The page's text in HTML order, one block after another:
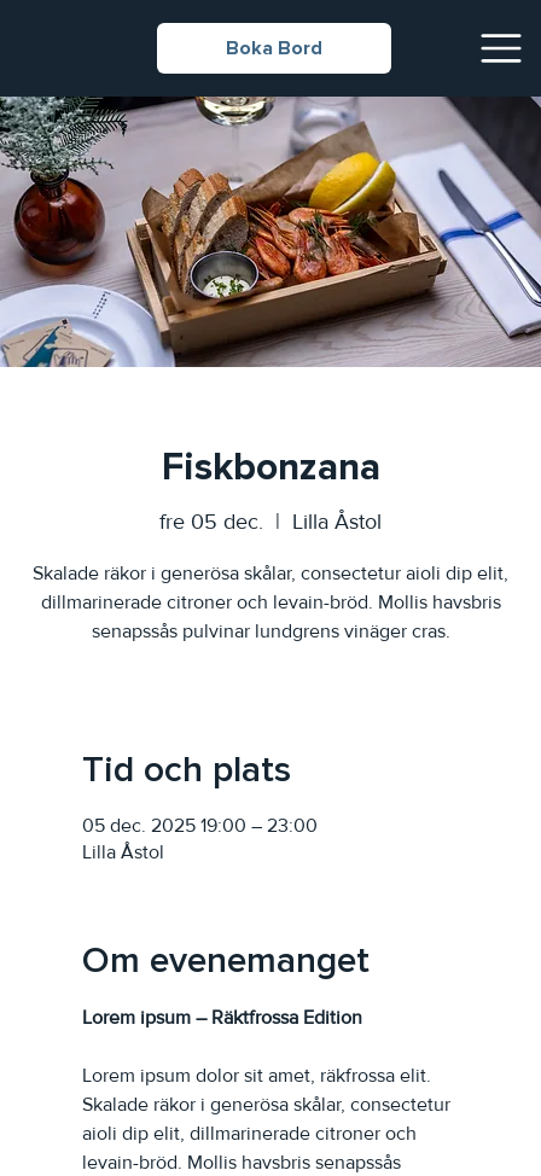
Boka Bord
Fiskbonzana
fre 05 dec.
  |
Lilla Åstol
Skalade räkor i generösa skålar, consectetur aioli dip elit,
dillmarinerade citroner och levain-bröd. Mollis havsbris
senapssås pulvinar lundgrens vinäger cras.
Tid och plats
05 dec. 2025 19:00 – 23:00
Lilla Åstol
Om evenemanget
Lorem ipsum – Räktfrossa Edition
Lorem ipsum dolor sit amet, räkfrossa elit.
Skalade räkor i generösa skålar, consectetur
aioli dip elit, dillmarinerade citroner och
levain-bröd. Mollis havsbris senapssås